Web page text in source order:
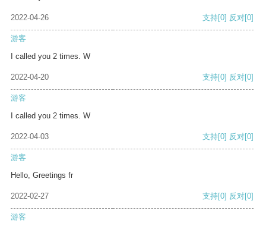
2022-04-26 支持[0] 反对[0]
游客
I called you 2 times. W
2022-04-20 支持[0] 反对[0]
游客
I called you 2 times. W
2022-04-03 支持[0] 反对[0]
游客
Hello, Greetings fr
2022-02-27 支持[0] 反对[0]
游客